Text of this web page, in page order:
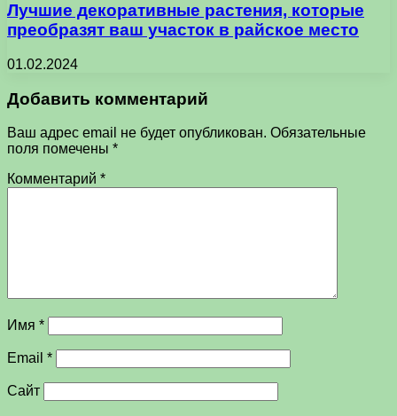
Лучшие декоративные растения, которые
преобразят ваш участок в райское место
01.02.2024
Добавить комментарий
Ваш адрес email не будет опубликован. Обязательные
поля помечены *
Комментарий *
Имя *
Email *
Сайт